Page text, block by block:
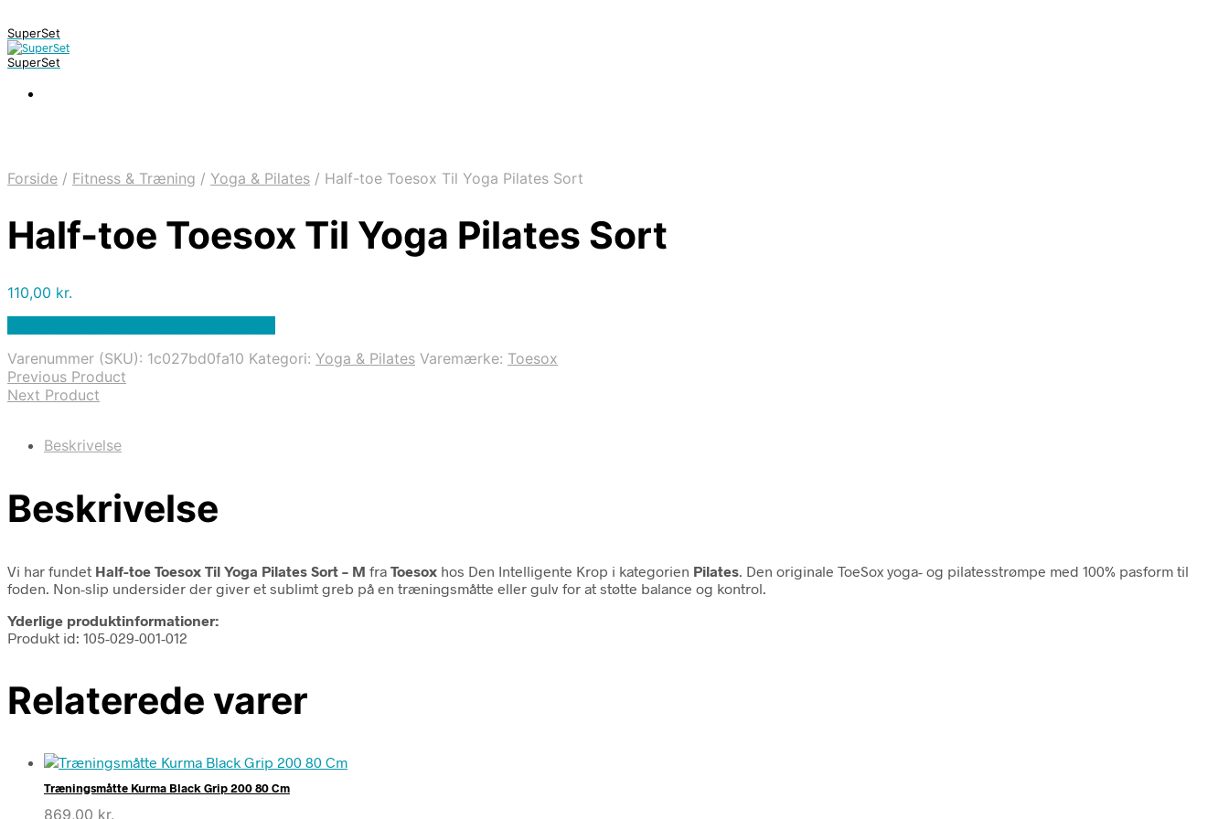
SuperSet
SuperSet
Forside / Fitness & Træning / Yoga & Pilates / Half-toe Toesox Til Yoga Pilates Sort
Half-toe Toesox Til Yoga Pilates Sort
110,00 kr.
Varenummer (SKU): 1c027bd0fa10 Kategori: Yoga & Pilates Varemærke: Toesox
Previous Product
Next Product
Beskrivelse
Beskrivelse
Vi har fundet Half-toe Toesox Til Yoga Pilates Sort – M fra Toesox hos Den Intelligente Krop i kategorien Pilates . Den originale ToeSox yoga- og pilatesstrømpe med 100% pasform til
foden. Non-slip undersider der giver et sublimt greb på en træningsmåtte eller gulv for at støtte balance og kontrol.
Yderlige produktinformationer:
Produkt id: 105-029-001-012
Relaterede varer
Træningsmåtte Kurma Black Grip 200 80 Cm
869,00 kr.